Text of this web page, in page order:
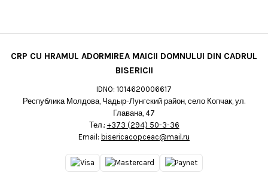
CRP CU HRAMUL ADORMIREA MAICII DOMNULUI DIN CADRUL
BISERICII
IDNO: 1014620006617
Республика Молдова, Чадыр-Лунгский район, село Копчак, ул.
Главана, 47
Тел.: +373 (294) 50-3-36
Email: bisericacopceac@mail.ru